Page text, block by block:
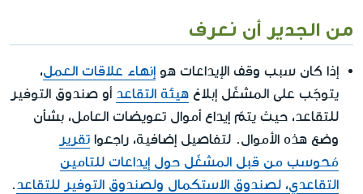
من الجدير أن نعرف
إذا كان سبب وقف الإيداعات هو إنهاء علاقات العمل،
يتوجّب على المشغّل إبلاغ هيئة التقاعد أو صندوق التوفير
للتقاعد، حيث يتمّ إيداع أموال تعويضات العامل، بشأن
وضع هذه الأموال. لتفاصيل إضافية، راجعوا تقرير
مُحوسب من قبل المشغّل حول إيداعات للتامين
التقاعدي، لصندوق الاستكمال ولصندوق التوفير للتقاعد.